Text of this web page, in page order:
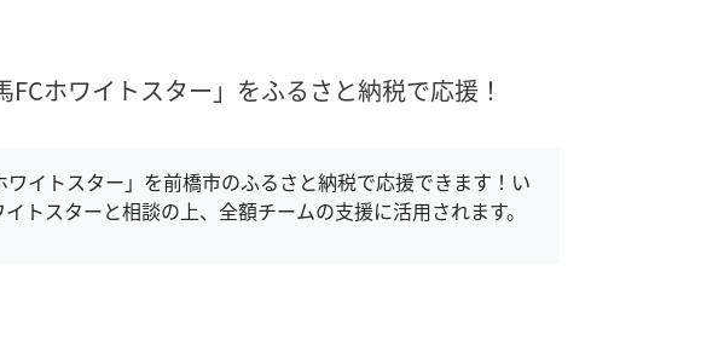
ホワイトスター」をふるさと納税で応援！
イトスター」を前橋市のふるさと納税で応援できます！い
トスターと相談の上、全額チームの支援に活用されます。